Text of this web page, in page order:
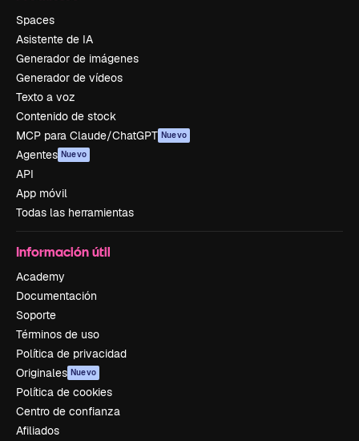
Spaces
Asistente de IA
Generador de imágenes
Generador de vídeos
Texto a voz
Contenido de stock
MCP para Claude/ChatGPT Nuevo
Agentes Nuevo
API
App móvil
Todas las herramientas
Información útil
Academy
Documentación
Soporte
Términos de uso
Política de privacidad
Originales Nuevo
Política de cookies
Centro de confianza
Afiliados